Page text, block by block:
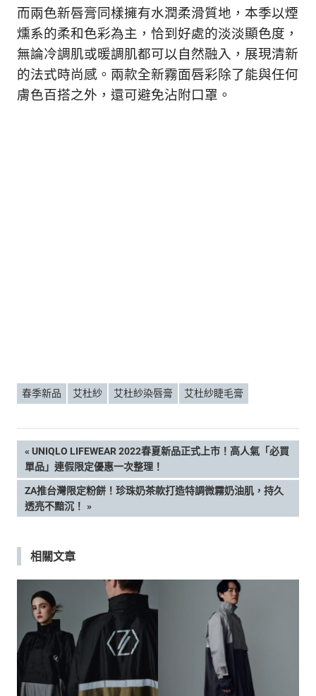
而兩色新唇膏同樣擁有水潤柔滑質地，本季以煙
燻系的柔和色彩為主，恰到好處的淡淡顯色度，
無論冷調肌或暖調肌都可以自然融入，展現清新
的法式時尚感。兩款全新霧面唇彩除了能與任何
膚色百搭之外，還可避免沾附口罩。
春季新品 艾杜紗 艾杜紗染唇膏 艾杜紗睫毛膏
文
章
導
覽
PREVIOUS
POST:
UNIQLO LIFEWEAR 2022春夏新品正式上市！高人氣「必買
單品」連假限定優惠一次整理！
NEXT
POST:
ZA推台灣限定粉餅！珍珠奶茶款打造特調微霧奶油肌，持久
透亮不黯沉！
相關文章